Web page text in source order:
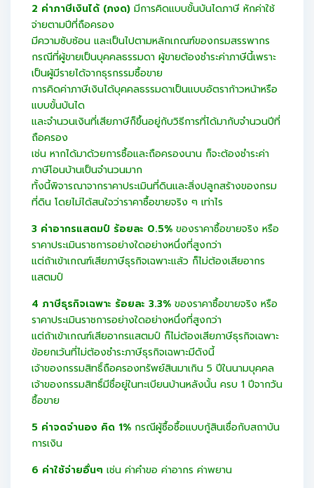
2 ค่าภาษีเงินได้ (ภงด) มีการคิดแบบขั้นบันไดภาษี หักค่าใช้
จ่ายตามปีที่ถือครอง
มีความซับซ้อน และเป็นไปตามหลักเกณฑ์ของกรมสรรพากร
กรณีที่ผู้ขายเป็นบุคคลธรรมดา ผู้ขายต้องชำระค่าภาษีนี้เพราะ
เป็นผู้มีรายได้จากธุรกรรมซื้อขาย
การคิดค่าภาษีเงินได้บุคคลธรรมดาเป็นแบบอัตราก้าวหน้าหรือ
แบบขั้นบันได
และจำนวนเงินที่เสียภาษีก็ขึ้นอยู่กับวิธีการที่ได้มากับจำนวนปีที่
ถือครอง
เช่น หากได้มาด้วยการซื้อและถือครองนาน ก็จะต้องชำระค่า
ภาษีโอนบ้านเป็นจำนวนมาก
ทั้งนี้พิจารณาจากราคาประเมินที่ดินและสิ่งปลูกสร้างของกรม
ที่ดิน โดยไม่ได้สนใจว่าราคาซื้อขายจริง ๆ เท่าไร
3 ค่าอากรแสตมป์ ร้อยละ 0.5% ของราคาซื้อขายจริง หรือ
ราคาประเมินราชการอย่างใดอย่างหนึ่งที่สูงกว่า
แต่ถ้าเข้าเกณฑ์เสียภาษีธุรกิจเฉพาะแล้ว ก็ไม่ต้องเสียอากร
แสตมป์
4 ภาษีธุรกิจเฉพาะ ร้อยละ 3.3% ของราคาซื้อขายจริง หรือ
ราคาประเมินราชการอย่างใดอย่างหนึ่งที่สูงกว่า
แต่ถ้าเข้าเกณฑ์เสียอากรแสตมป์ ก็ไม่ต้องเสียภาษีธุรกิจเฉพาะ
ข้อยกเว้นที่ไม่ต้องชำระภาษีธุรกิจเฉพาะมีดังนี้
เจ้าของกรรมสิทธิ์ถือครองทรัพย์สินมาเกิน 5 ปีในนามบุคคล
เจ้าของกรรมสิทธิ์มีชื่อยู่ในทะเบียนบ้านหลังนั้น ครบ 1 ปีจากวัน
ซื้อขาย
5 ค่าจดจำนอง คิด 1% กรณีผู้ซื้อซื้อแบบกู้สินเชื่อกับสถาบัน
การเงิน
6 ค่าใช้จ่ายอื่นๆ เช่น ค่าคำขอ ค่าอากร ค่าพยาน